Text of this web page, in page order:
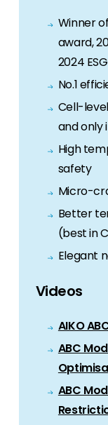
Winner
award,
2024
No.1
Cell-
and only
High
safety
Micro-
Better
(best in
Elegant
Videos
AIKO
ABC
ABC